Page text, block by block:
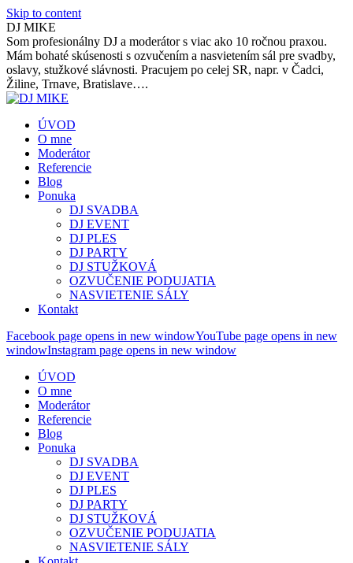
Skip to content
DJ MIKE
Som profesionálny DJ a moderátor s viac ako 10 ročnou praxou.
Mám bohaté skúsenosti s ozvučením a nasvietením sál pre svadby,
oslavy, stužkové slávnosti. Pracujem po celej SR, napr. v Čadci,
Žiline, Trnave, Bratislave….
ÚVOD
O mne
Moderátor
Referencie
Blog
Ponuka
DJ SVADBA
DJ EVENT
DJ PLES
DJ PARTY
DJ STUŽKOVÁ
OZVUČENIE PODUJATIA
NASVIETENIE SÁLY
Kontakt
Facebook page opens in new windowYouTube page opens in new
windowInstagram page opens in new window
ÚVOD
O mne
Moderátor
Referencie
Blog
Ponuka
DJ SVADBA
DJ EVENT
DJ PLES
DJ PARTY
DJ STUŽKOVÁ
OZVUČENIE PODUJATIA
NASVIETENIE SÁLY